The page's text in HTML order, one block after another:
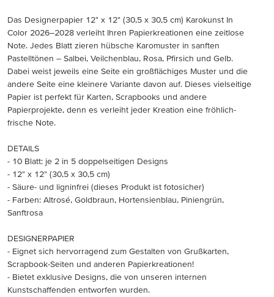
Das Designerpapier 12" x 12" (30,5 x 30,5 cm) Karokunst In
Color 2026–2028 verleiht Ihren Papierkreationen eine zeitlose
Note. Jedes Blatt zieren hübsche Karomuster in sanften
Pastelltönen – Salbei, Veilchenblau, Rosa, Pfirsich und Gelb.
Dabei weist jeweils eine Seite ein großflächiges Muster und die
andere Seite eine kleinere Variante davon auf. Dieses vielseitige
Papier ist perfekt für Karten, Scrapbooks und andere
Papierprojekte, denn es verleiht jeder Kreation eine fröhlich-
frische Note.
DETAILS
- 10 Blatt: je 2 in 5 doppelseitigen Designs
- 12" x 12" (30,5 x 30,5 cm)
- Säure- und ligninfrei (dieses Produkt ist fotosicher)
- Farben: Altrosé, Goldbraun, Hortensienblau, Piniengrün,
Sanftrosa
DESIGNERPAPIER
- Eignet sich hervorragend zum Gestalten von Grußkarten,
Scrapbook-Seiten und anderen Papierkreationen!
- Bietet exklusive Designs, die von unseren internen
Kunstschaffenden entworfen wurden.